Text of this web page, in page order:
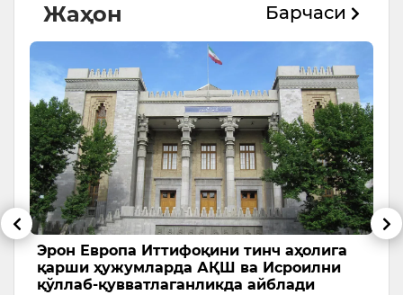
Жаҳон Барчаси
Эрон Европа Иттифоқини тинч аҳолига
қарши ҳужумларда АҚШ ва Исроилни
қўллаб-қувватлаганликда айблади